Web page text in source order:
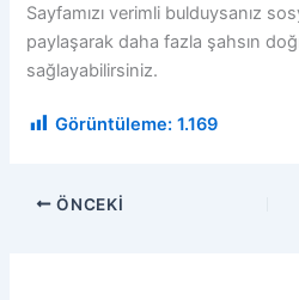
Sayfamızı verimli bulduysanız
paylaşarak daha fazla şahsın
sağlayabilirsiniz.
Görüntüleme: 1.169
ÖNCEKI